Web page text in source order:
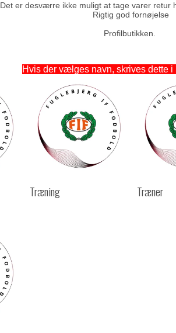
Det er desværre ikke muligt at tage varer retur
Rigtig god fornøjelse
Profilbutikken.
Hvis der vælges navn, skrives dette
Træning Træner